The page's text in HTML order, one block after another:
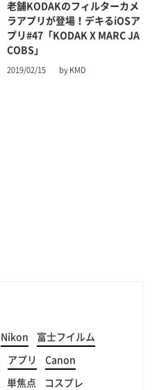
老舗KODAKのフィルターカメ
ラアプリが登場！デキるiOSア
プリ#47「KODAK X MARC JA
COBS」
2019/02/15 by KMD
Nikon 富士フイルム
アプリ Canon
単焦点 コスプレ